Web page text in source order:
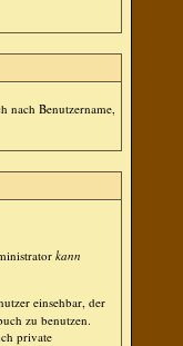
nach Benutzername,
kann
einsehbar, der
zu benutzen.
private